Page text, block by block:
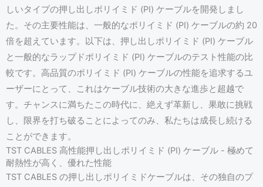
しいタイプの押し出しポリイミド (PI) ケーブルを開発しまし
た。その主要性能は、一般的なポリイミド (PI) ケーブルの約 20
倍を超えています。以下は、押し出しポリイミド (PI) ケーブル
と一般的なラップドポリイミド (PI) ケーブルのテスト性能の比
較です。高品質のポリイミド (PI) ケーブルの性能を追求するユ
ーザーにとって、これはケーブル技術の大きな進歩と超越で
す。チャンスに満ちたこの時代に、絶えず革新し、果敢に挑戦
し、限界を打ち破ることによってのみ、私たちは成長し続ける
ことができます。
TST CABLES 高性能押し出しポリイミド (PI) ケーブル - 極めて
耐熱性が高く、優れた性能
TST CABLES の押し出しポリイミドケーブルは、その独自のプ